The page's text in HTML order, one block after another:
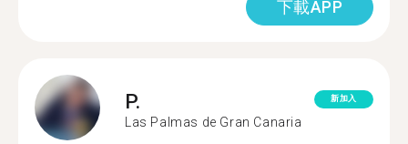
下載APP
P.
Las Palmas de Gran Canaria
新加入